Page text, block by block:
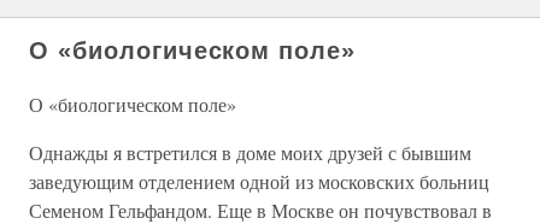
О «биологическом поле»
О «биологическом поле»
Однажды я встретился в доме моих друзей с бывшим
заведующим отделением одной из московских больниц
Семеном Гельфандом. Еще в Москве он почувствовал в